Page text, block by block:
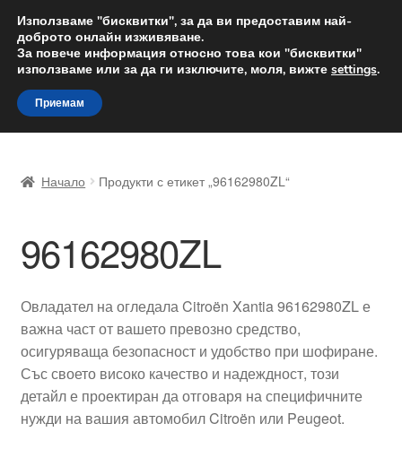
ДОСТАВКА от 12 лв.
Доставка по целия свят
Skip
to
navigation
Skip
to
content
Доставка по целия свят
Жалби
Количка
Контакт
Моята сметка
Начало Продукти с етикет „96162980ZL“
96162980ZL
Овладател на огледала Citroën Xantia 96162980ZL е
важна част от вашето превозно средство,
осигуряваща безопасност и удобство при шофиране.
Със своето високо качество и надеждност, този
детайл е проектиран да отговаря на специфичните
нужди на вашия автомобил Citroën или Peugeot.
Използваме "бисквитки", за да ви предоставим най-
доброто онлайн изживяване.
За повече информация относно това кои "бисквитки"
използваме или за да ги изключите, моля, вижте settings.
Приемам